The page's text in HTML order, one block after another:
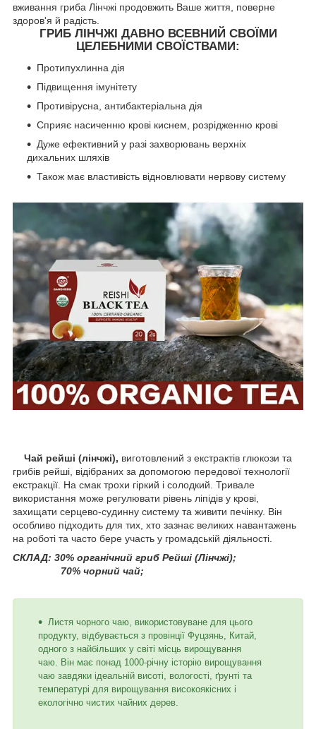
вживання гриба Лінчжі продовжить Ваше життя, поверне
здоров'я й радість.
ГРИБ ЛІНЧЖІ ДАВНО ВСЕВНИЙ СВОЇМИ
ЦЕЛЕБНИМИ СВОЇСТВАМИ:
Протипухлинна дія
Підвищення імунітету
Противірусна, антибактеріальна дія
Сприяє насиченню крові киснем, розрідженню крові
Дуже ефективний у разі захворювань верхніх
дихальних шляхів
Також має властивість відновлювати нервову систему
Чай рейші (лінчжі), виготовлений з екстрактів глюкози та
грибів рейші, відібраних за допомогою передової технології
екстракції. На смак трохи гіркий і солодкий. Тривале
використання може регулювати рівень ліпідів у крові,
захищати серцево-судинну систему та живити печінку. Він
особливо підходить для тих, хто зазнає великих навантажень
на роботі та часто бере участь у громадській діяльності.
СКЛАД: 30% органічний гриб Рейші (Лінчжі);
70% чорний чай;
Листя чорного чаю, використовуване для цього
продукту, відбувається з провінції Фуцзянь, Китай,
одного з найбільших у світі місць вирощування
чаю. Він має понад 1000-річну історію вирощування
чаю завдяки ідеальній висоті, вологості, ґрунті та
температурі для вирощування високоякісних і
екологічно чистих чайних дерев.